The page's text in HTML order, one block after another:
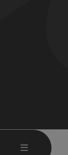
MENU